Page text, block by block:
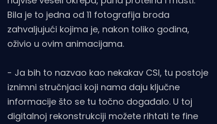
Bila je to jedna od 11 fotografija broda
zahvaljujući kojima je, nakon toliko godina,
oživio u ovim animacijama.
- Ja bih to nazvao kao nekakav CSI, tu postoje
iznimni stručnjaci koji nama daju ključne
informacije što se tu točno događalo. U toj
digitalnoj rekonstrukciji možete rihtati te fine